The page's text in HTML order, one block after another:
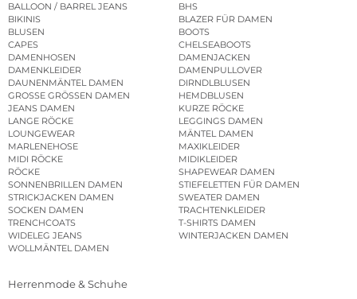
BALLOON / BARREL JEANS
BHS
BIKINIS
BLAZER FÜR DAMEN
BLUSEN
BOOTS
CAPES
CHELSEABOOTS
DAMENHOSEN
DAMENJACKEN
DAMENKLEIDER
DAMENPULLOVER
DAUNENMÄNTEL DAMEN
DIRNDLBLUSEN
GROSSE GRÖSSEN DAMEN
HEMDBLUSEN
JEANS DAMEN
KURZE RÖCKE
LANGE RÖCKE
LEGGINGS DAMEN
LOUNGEWEAR
MÄNTEL DAMEN
MARLENEHOSE
MAXIKLEIDER
MIDI RÖCKE
MIDIKLEIDER
RÖCKE
SHAPEWEAR DAMEN
SONNENBRILLEN DAMEN
STIEFELETTEN FÜR DAMEN
STRICKJACKEN DAMEN
SWEATER DAMEN
SOCKEN DAMEN
TRACHTENKLEIDER
TRENCHCOATS
T-SHIRTS DAMEN
WIDELEG JEANS
WINTERJACKEN DAMEN
WOLLMÄNTEL DAMEN
Herrenmode & Schuhe